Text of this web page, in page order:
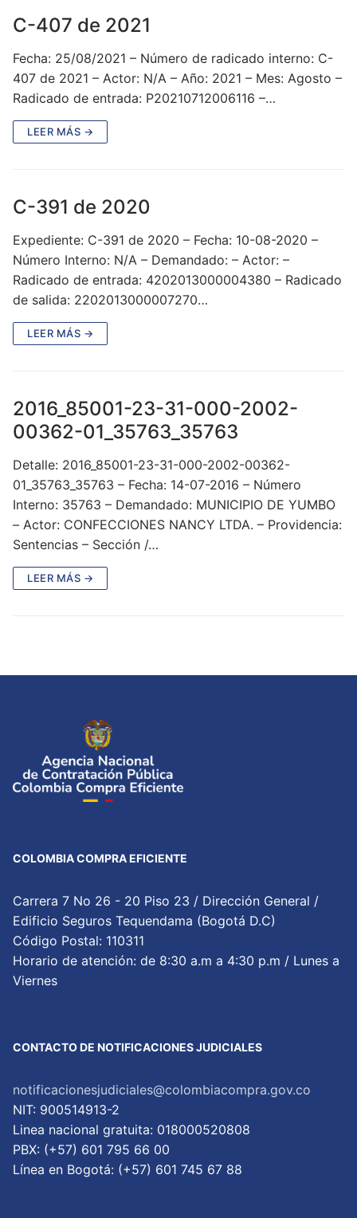
C-407 de 2021
Fecha: 25/08/2021 – Número de radicado interno: C-
407 de 2021 – Actor: N/A – Año: 2021 – Mes: Agosto –
Radicado de entrada: P20210712006116 –…
LEER MÁS →
C-391 de 2020
Expediente: C-391 de 2020 – Fecha: 10-08-2020 –
Número Interno: N/A – Demandado: – Actor: –
Radicado de entrada: 4202013000004380 – Radicado
de salida: 2202013000007270…
LEER MÁS →
2016_85001-23-31-000-2002-
00362-01_35763_35763
Detalle: 2016_85001-23-31-000-2002-00362-
01_35763_35763 – Fecha: 14-07-2016 – Número
Interno: 35763 – Demandado: MUNICIPIO DE YUMBO
– Actor: CONFECCIONES NANCY LTDA. – Providencia:
Sentencias – Sección /…
LEER MÁS →
COLOMBIA COMPRA EFICIENTE
Carrera 7 No 26 - 20 Piso 23 / Dirección General /
Edificio Seguros Tequendama (Bogotá D.C)
Código Postal: 110311
Horario de atención: de 8:30 a.m a 4:30 p.m / Lunes a
Viernes
CONTACTO DE NOTIFICACIONES JUDICIALES
notificacionesjudiciales@colombiacompra.gov.co
NIT: 900514913-2
Linea nacional gratuita: 018000520808
PBX: (+57) 601 795 66 00
Lí­nea en Bogotá: (+57) 601 745 67 88